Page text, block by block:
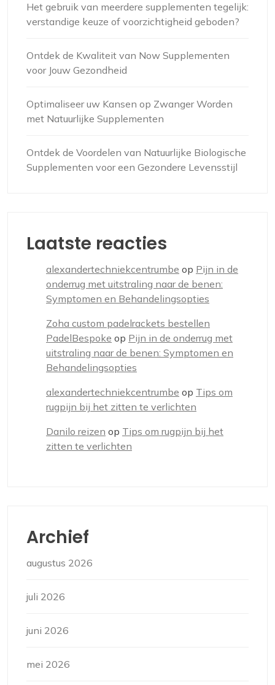
Het gebruik van meerdere supplementen tegelijk:
verstandige keuze of voorzichtigheid geboden?
Ontdek de Kwaliteit van Now Supplementen
voor Jouw Gezondheid
Optimaliseer uw Kansen op Zwanger Worden
met Natuurlijke Supplementen
Ontdek de Voordelen van Natuurlijke Biologische
Supplementen voor een Gezondere Levensstijl
Laatste reacties
alexandertechniekcentrumbe op Pijn in de
onderrug met uitstraling naar de benen:
Symptomen en Behandelingsopties
Zoha custom padelrackets bestellen
PadelBespoke op Pijn in de onderrug met
uitstraling naar de benen: Symptomen en
Behandelingsopties
alexandertechniekcentrumbe op Tips om
rugpijn bij het zitten te verlichten
Danilo reizen op Tips om rugpijn bij het
zitten te verlichten
Archief
augustus 2026
juli 2026
juni 2026
mei 2026